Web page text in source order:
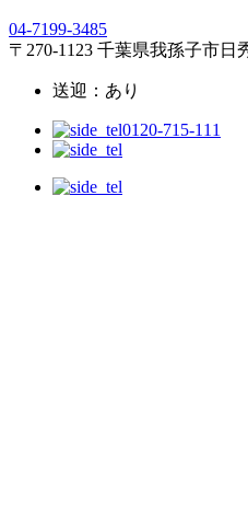
04-7199-3485
〒270-1123 千葉県我孫子市日
送迎：あり
0120-715-111